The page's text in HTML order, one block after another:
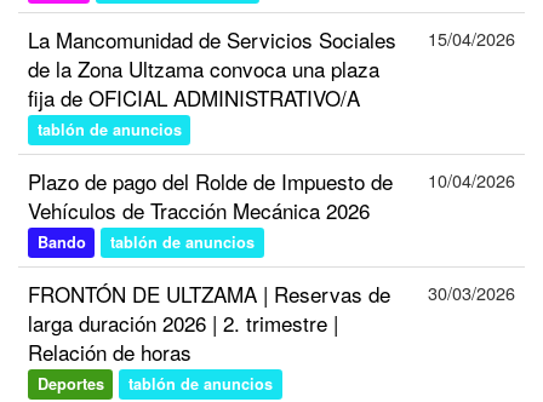
La Mancomunidad de Servicios Sociales
de la Zona Ultzama convoca una plaza
fija de OFICIAL ADMINISTRATIVO/A
tablón de anuncios
15/04/2026
Plazo de pago del Rolde de Impuesto de
Vehículos de Tracción Mecánica 2026
Bando tablón de anuncios
10/04/2026
FRONTÓN DE ULTZAMA | Reservas de
larga duración 2026 | 2. trimestre |
Relación de horas
Deportes tablón de anuncios
30/03/2026